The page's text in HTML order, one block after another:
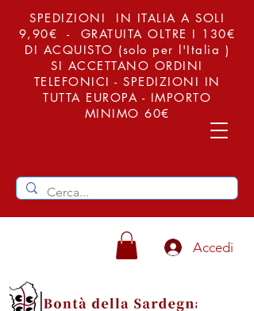
SPEDIZIONI IN ITALIA A SOLI
9,90€ - GRATUITA OLTRE I 130€
DI ACQUISTO (solo per l'Italia )
SI ACCETTANO ORDINI
TELEFONICI - SPEDIZIONI IN
TUTTA EUROPA - IMPORTO
MINIMO 60€
Accedi